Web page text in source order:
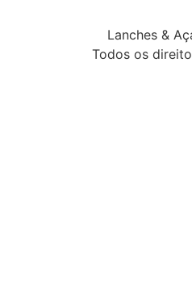
Lanches &
Todos os